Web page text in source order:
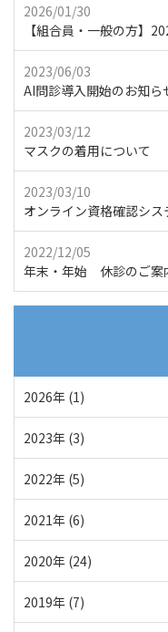
2026/01/30
【組合員・一般の方】
2023/06/03
AI問診導入開始のお知ら
2023/03/12
マスクの着用について
2023/03/10
オンライン資格確認シ
2022/12/05
年末・年始 休診のご案
2026年 (1)
2023年 (3)
2022年 (5)
2021年 (6)
2020年 (24)
2019年 (7)